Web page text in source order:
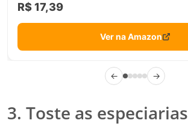
R$ 17,39
Ver na Amazon
← →
3. Toste as especiarias